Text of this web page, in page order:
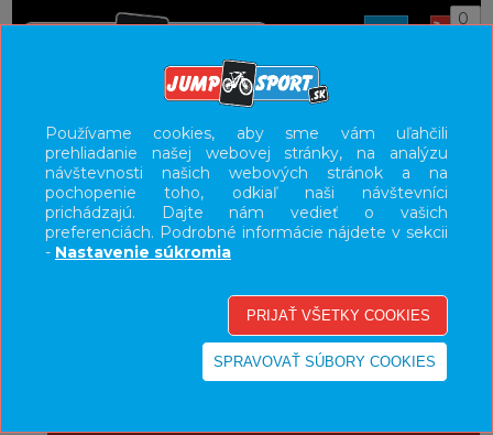
0
UŽÍVATEĽSKÝ PANEL
KATEGÓRIE
bicykle
oblečenie
Používame cookies, aby sme vám uľahčili
prehliadanie našej webovej stránky, na analýzu
návštevnosti našich webových stránok a na
pochopenie toho, odkiaľ naši návštevníci
prichádzajú. Dajte nám vedieť o vašich
preferenciách. Podrobné informácie nájdete v sekcii
- Nastavenie súkromia